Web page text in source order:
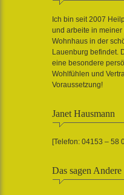
Ich bin seit 2007
und arbeite in
Wohnhaus in der
Lauenburg befindet.
eine besondere
Wohlfühlen und
Voraussetzung!
Janet Hausmann
[Telefon: 04153 – 58
Das sagen Andere